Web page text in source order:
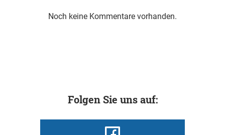
Noch keine Kommentare vorhanden.
Folgen Sie uns auf: